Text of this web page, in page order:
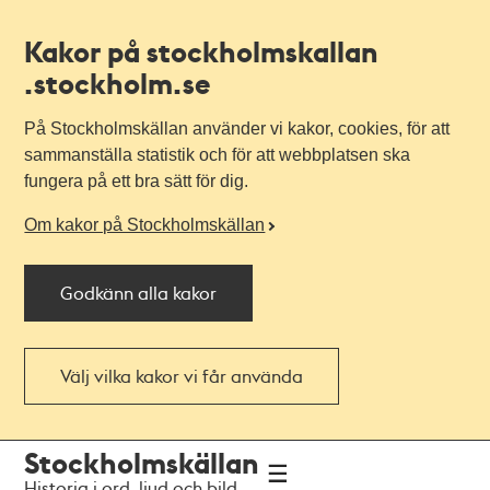
Kakor på stockholmskallan
.stockholm.se
På Stockholmskällan använder vi kakor, cookies, för att
sammanställa statistik och för att webbplatsen ska
fungera på ett bra sätt för dig.
Om kakor på Stockholmskällan
Godkänn alla kakor
Välj vilka kakor vi får använda
navigationen
huvudinnehållet
Stockholmskällan